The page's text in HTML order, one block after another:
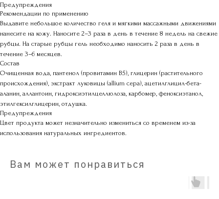
Предупреждения
Рекомендации по применению
Выдавите небольшое количество геля и мягкими массажными движениями
нанесите на кожу. Наносите 2–3 раза в день в течение 8 недель на свежие
рубцы. На старые рубцы гель необходимо наносить 2 раза в день в
течение 3–6 месяцев.
Состав
Очищенная вода, пантенол (провитамин B5), глицерин (растительного
происхождения), экстракт луковицы (allium cepa), ацетилглицил-бета-
аланин, аллантоин, гидроксиэтилцеллюлоза, карбомер, феноксиэтанол,
этилгексилглицерин, отдушка.
Предупреждения
Цвет продукта может незначительно измениться со временем из-за
использования натуральных ингредиентов.
Вам может понравиться